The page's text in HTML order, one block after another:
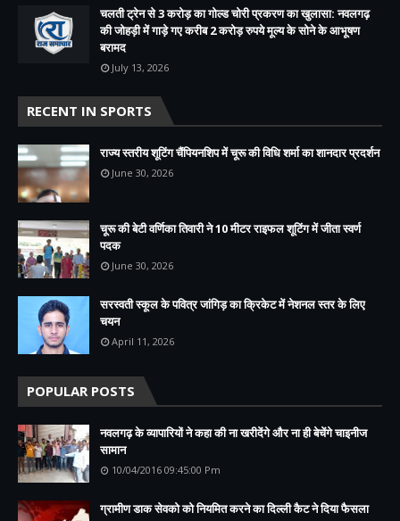
चलती ट्रेन से 3 करोड़ का गोल्ड चोरी प्रकरण का खुलासा: नवलगढ़
की जोहड़ी में गाड़े गए करीब 2 करोड़ रुपये मूल्य के सोने के आभूषण
बरामद
July 13, 2026
RECENT IN SPORTS
राज्य स्तरीय शूटिंग चैंपियनशिप में चूरू की विधि शर्मा का शानदार प्रदर्शन
June 30, 2026
चूरू की बेटी वर्णिका तिवारी ने 10 मीटर राइफल शूटिंग में जीता स्वर्ण
पदक
June 30, 2026
सरस्वती स्कूल के पवित्र जांगिड़ का क्रिकेट में नेशनल स्तर के लिए
चयन
April 11, 2026
POPULAR POSTS
नवलगढ़ के व्यापारियों ने कहा की ना खरीदेंगे और ना ही बेचेंगे चाइनीज
सामान
10/04/2016 09:45:00 Pm
ग्रामीण डाक सेवको को नियमित करने का दिल्ली कैट ने दिया फैसला